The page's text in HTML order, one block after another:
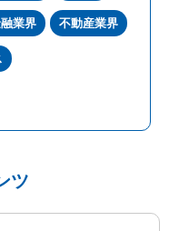
業界 不動産業界
ツ